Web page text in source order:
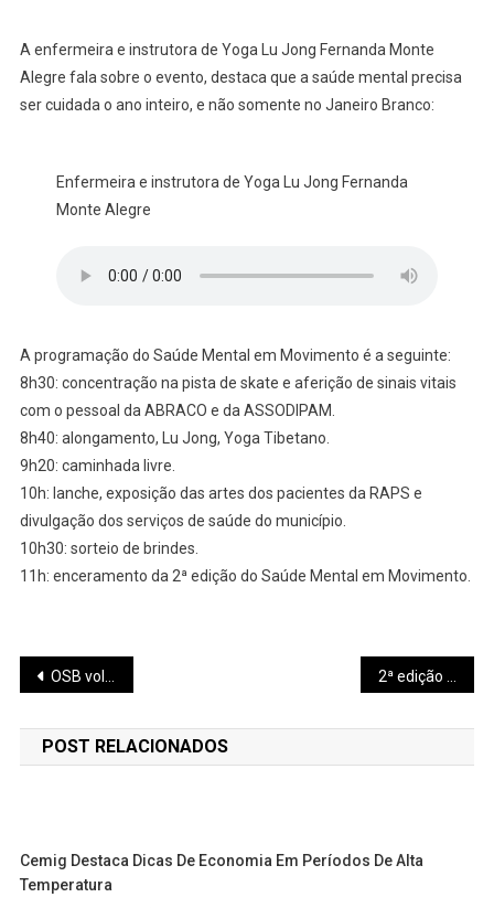
A enfermeira e instrutora de Yoga Lu Jong Fernanda Monte
Alegre fala sobre o evento, destaca que a saúde mental precisa
ser cuidada o ano inteiro, e não somente no Janeiro Branco:
Enfermeira e instrutora de Yoga Lu Jong Fernanda
Monte Alegre
A programação do Saúde Mental em Movimento é a seguinte:
8h30: concentração na pista de skate e aferição de sinais vitais
com o pessoal da ABRACO e da ASSODIPAM.
8h40: alongamento, Lu Jong, Yoga Tibetano.
9h20: caminhada livre.
10h: lanche, exposição das artes dos pacientes da RAPS e
divulgação dos serviços de saúde do município.
10h30: sorteio de brindes.
11h: enceramento da 2ª edição do Saúde Mental em Movimento.
Navegação
de
Post
OSB volta a acionar o MP para destinação correta dos recursos do serviço de iluminação pública
POST RELACIONADOS
Cemig Destaca Dicas De Economia Em Períodos De Alta
Temperatura